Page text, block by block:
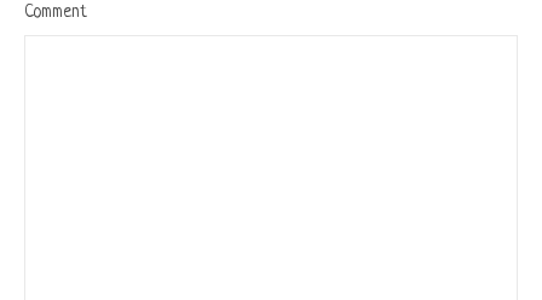
Comment